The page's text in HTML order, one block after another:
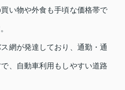
い物や外食も手頃な価格帯で
網が発達しており、通勤・通
、自動車利用もしやすい道路